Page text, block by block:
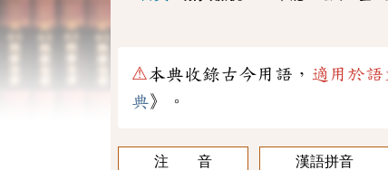
⚠本典收錄古今用語， 適用於語
典》。
注 音 漢語拼音